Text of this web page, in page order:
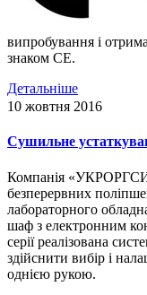
випробування і
знаком СЕ.
Детальніше
10 жовтня 2016
Сушильне
Компанія
безперервних
лабораторного
шаф з електронним
серії реалізована
здійснити вибір і
однією рукою.